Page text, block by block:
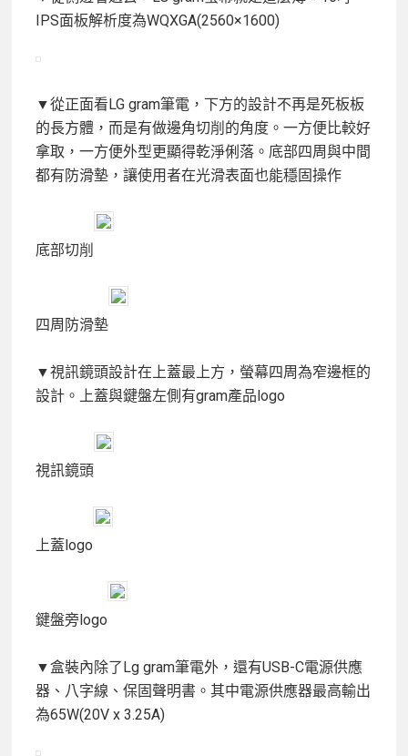
IPS面板解析度為WQXGA(2560×1600)
▼從正面看LG gram筆電，下方的設計不再是死板板
的長方體，而是有做邊角切削的角度。一方便比較好
拿取，一方便外型更顯得乾淨俐落。底部四周與中間
都有防滑墊，讓使用者在光滑表面也能穩固操作
底部切削
四周防滑墊
▼視訊鏡頭設計在上蓋最上方，螢幕四周為窄邊框的
設計。上蓋與鍵盤左側有gram產品logo
視訊鏡頭
上蓋logo
鍵盤旁logo
▼盒裝內除了Lg gram筆電外，還有USB-C電源供應
器、八字線、保固聲明書。其中電源供應器最高輸出
為65W(20V x 3.25A)